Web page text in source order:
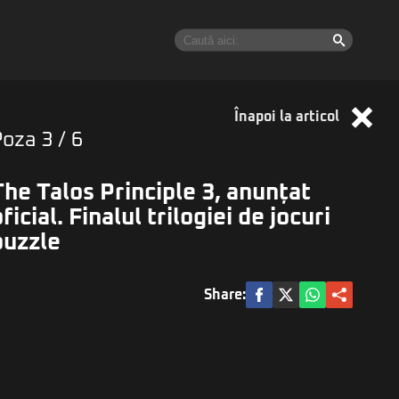
Înapoi la articol
3 / 6
Talos Principle 3, anunțat
Finalul trilogiei de jocuri
Share: